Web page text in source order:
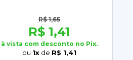
R$ 1,65
R$ 1,41
à vista com desconto no Pix.
ou 1x de R$ 1,41